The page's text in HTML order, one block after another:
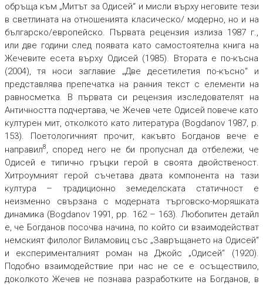
обръща към „Митът за Одисей“ и мисли върху неговите тези
в светлината на отношенията класическо/ модерно, но и на
българско/европейско. Първата рецензия излиза 1987 г.,
или две години след появата като самостоятелна книга на
Жечевите есета върху Одисей (1985). Втората е по-късна
(2004), тя носи заглавие „Две десетилетия по-късно“ и
представлява препечатка на ранния текст с елементи на
равносметка. В първaта си рецензия изследователят на
Античността подчертава, че Жечев чете Одисей повече като
културен мит, отколкото като литература (Bogdanov 1987, p.
153). Поетологичният прочит, какъвто Богданов вече е
направил8, според него не би пропуснал да отбележи, че
Одисей е типично гръцки герой в своята двойственост.
Хитроумният герой съчетава двата компонента на тази
култура – традиционно земеделската статичност е
неизменно свързана с модерната търговско-моряшката
динамика (Bogdanov 1991, рp. 162 – 163). Любопитен детайл
е, че Богданов посочва начина, по който си взаимодействат
немският филолог Виламовиц със „Завръщането на Одисей“
и експерименталният роман на Джойс „Одисей“ (1920).
Подобно взаимодействие при нас не се е осъществило,
доколкото Жечев не познава разработките на Богданов, в